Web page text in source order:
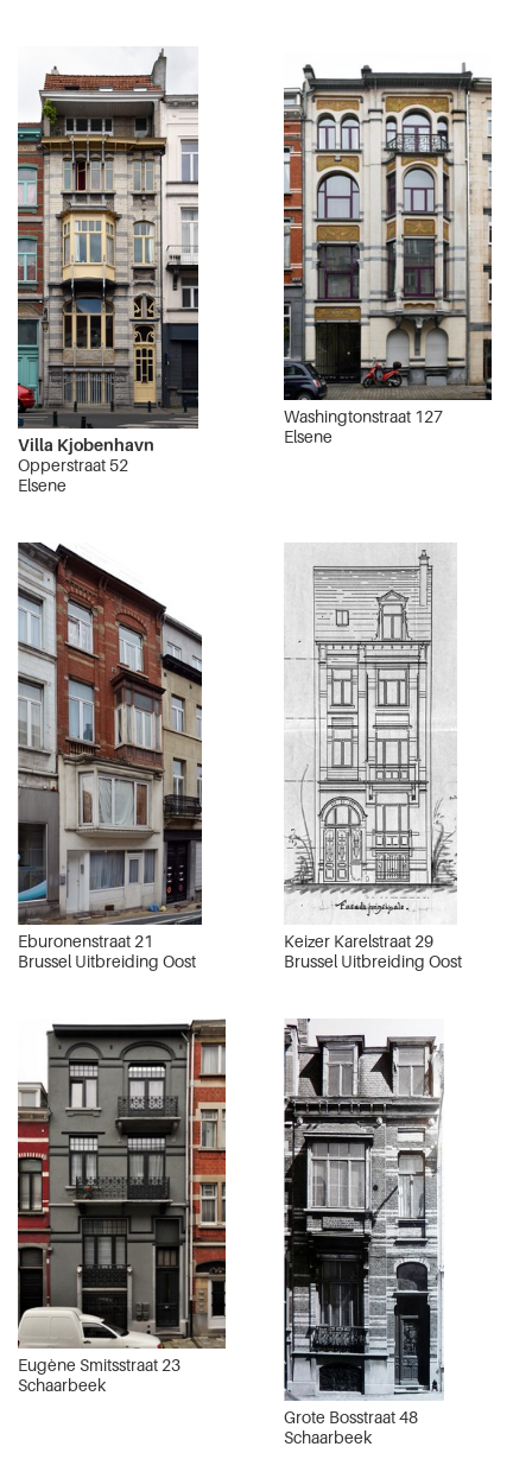
Villa Kjobenhavn
Opperstraat 52
Elsene
Washingtonstraat 127
Elsene
Eburonenstraat 21
Brussel Uitbreiding Oost
Keizer Karelstraat 29
Brussel Uitbreiding Oost
Eugène Smitsstraat 23
Schaarbeek
Grote Bosstraat 48
Schaarbeek